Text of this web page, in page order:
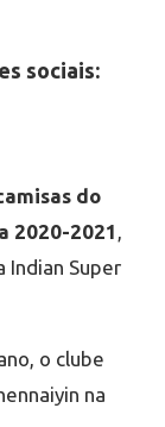
sociais:
do
2020-2021 ,
Indian Super
o clube
na